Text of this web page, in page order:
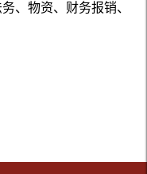
、物资、财务报销、